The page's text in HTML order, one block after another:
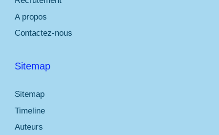
A propos
Contactez-nous
Sitemap
Sitemap
Timeline
Auteurs